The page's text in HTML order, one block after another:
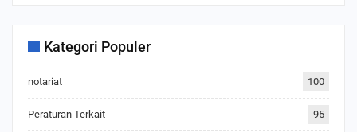
Kategori Populer
notariat 100
Peraturan Terkait 95